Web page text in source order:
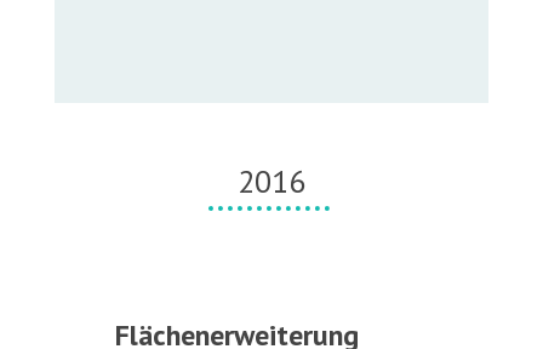
2016
Flächenerweiterung